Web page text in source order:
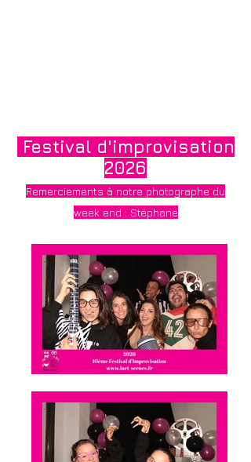
Festival d'improvisation
2026
Remerciements à notre photographe du
week end : Stéphane